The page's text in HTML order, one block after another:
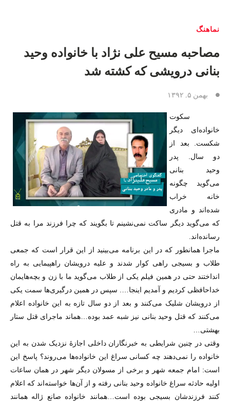
نماهنگ
مصاحبه مسیح علی نژاد با خانواده وحید
بنانی درویشی که کشته شد
بهمن ۵, ۱۳۹۲
سکوت
خانواده‌ای دیگر
شکست. بعد از
دو سال. پدر
وحید بنانی
می‌گوید چگونه
خانه خراب
شده‌اند و مادری
که می‌گوید دیگر ساکت نمی‌نشینم تا بگویند که چرا فرزند مرا به قتل
رسانده‌اند.
ماجرا همانطور که در این برنامه می‌بینید از این قرار است که جمعی
طلاب و بسیجی راهی کوار شدند و علیه درویشان راهپیمایی به راه
انداختند حتی در همین فیلم یکی از طلاب می‌گوید ما با زن و بچه‌‌هایمان
خداحافظی کردیم و آمدیم اینجا…. سپس در همین درگیری‌ها سمت یکی
از درویشان شلیک می‌کنند و بعد از دو سال تازه به این خانواده اعلام
می‌کنند که قتل وحید بنانی نیز شبه عمد بوده…هماند ماجرای قتل ستار
بهشتی…
وقتی در چنین شرایطی به خبرنگاران داخلی اجازهٔ نزدیک شدن به این
خانواده را نمی‌دهند چه کسانی سراغ این خانواده‌ها می‌روند؟ پاسخ این
است: امام جمعه شهر و برخی از مسولان دیگر شهر در‌‌ همان ساعات
اولیه حادثه سراغ خانواده وحید بنانی رفته و از آن‌ها خواسته‌اند که اعلام
کنند فرزندشان بسیجی بوده است…همانند خانواده صانع ژاله همانند